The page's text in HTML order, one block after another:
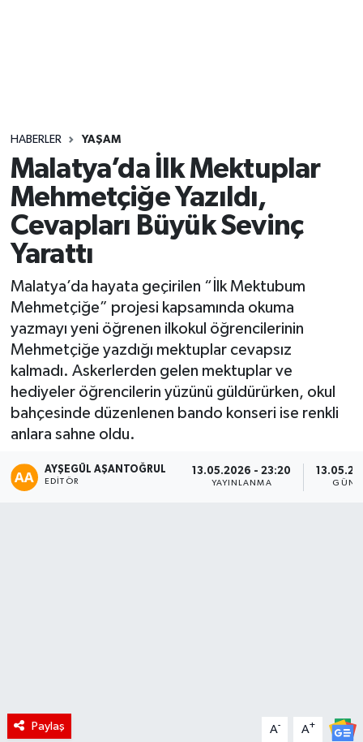
HABERLER YAŞAM
Malatya’da İlk Mektuplar
Mehmetçiğe Yazıldı,
Cevapları Büyük Sevinç
Yarattı
Malatya’da hayata geçirilen “İlk Mektubum
Mehmetçiğe” projesi kapsamında okuma
yazmayı yeni öğrenen ilkokul öğrencilerinin
Mehmetçiğe yazdığı mektuplar cevapsız
kalmadı. Askerlerden gelen mektuplar ve
hediyeler öğrencilerin yüzünü güldürürken, okul
bahçesinde düzenlenen bando konseri ise renkli
anlara sahne oldu.
AYŞEGÜL AŞANTOĞRUL
EDITÖR
13.05.2026 - 23:20
YAYINLANMA
Paylaş A- A+
Yaşam